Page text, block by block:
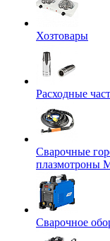
Хозтовары
Расходные
Сварочные
плазмотроны
Сварочное